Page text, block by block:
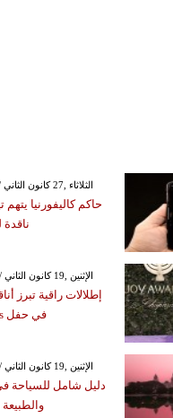
GMT 09:21 2026 الثلاثاء ,27 كانون الثاني / يناير
حاكم كاليفورنيا
GMT 18:07 2026 الإثنين ,19 كانون الثاني / يناير
إطلالات راقية تبرز
في حفل Joy Awards
GMT 17:59 2026 الإثنين ,19 كانون الثاني / يناير
دليل شامل للسياحة